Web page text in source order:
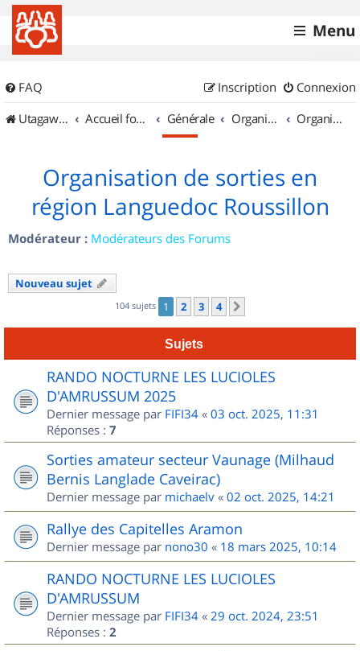
Menu
FAQ Connexion
Inscription
UtagawaVTT (Randos VTT et VTTAE avec traces GPS)
Accueil forum Générale Organisation de sorties & Recherche de partenaires Organisation de sorties en région Languedoc Roussillon
Organisation de sorties en
région Languedoc Roussillon
Modérateur : Modérateurs des Forums
Nouveau sujet
104 sujets 1 2 3 4
Sujets
RANDO NOCTURNE LES LUCIOLES
D'AMRUSSUM 2025
Dernier message par FIFI34 « 03 oct. 2025, 11:31
Réponses : 7
Sorties amateur secteur Vaunage (Milhaud
Bernis Langlade Caveirac)
Dernier message par michaelv « 02 oct. 2025, 14:21
Rallye des Capitelles Aramon
Dernier message par nono30 « 18 mars 2025, 10:14
RANDO NOCTURNE LES LUCIOLES
D'AMRUSSUM
Dernier message par FIFI34 « 29 oct. 2024, 23:51
Réponses : 2